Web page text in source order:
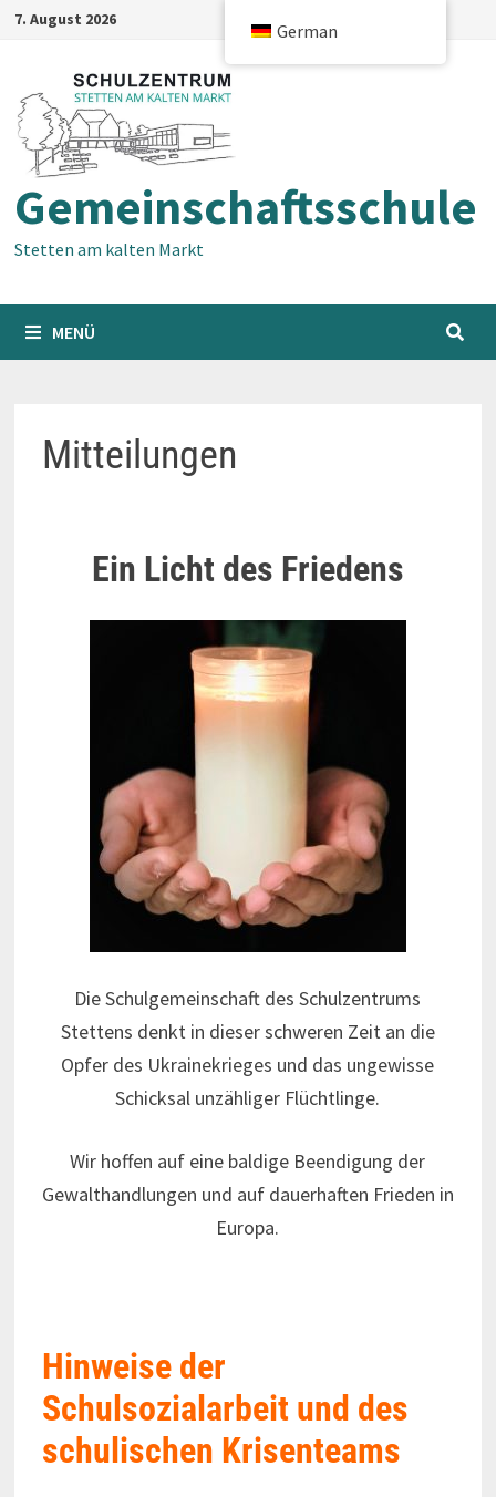
Zum7. August 2026
Gemeinschaftsschule
Stetten am kalten Markt
MENÜ
Mitteilungen
Ein Licht des Friedens
Die Schulgemeinschaft des Schulzentrums
Stettens denkt in dieser schweren Zeit an die
Opfer des Ukrainekrieges und das ungewisse
Schicksal unzähliger Flüchtlinge.
Wir hoffen auf eine baldige Beendigung der
Gewalthandlungen und auf dauerhaften Frieden in
Europa.
Hinweise der
Schulsozialarbeit und des
schulischen Krisenteams
German